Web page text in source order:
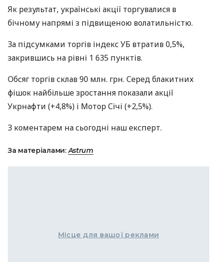
Як результат, українські акції торгувалися в
бічному напрямі з підвищеною волатильністю.
За підсумками торгів індекс УБ втратив 0,5%,
закрившись на рівні 1 635 пунктів.
Обсяг торгів склав 90 млн. грн. Серед блакитних
фішок найбільше зростання показали акції
Укрнафти (+4,8%) і Мотор Січі (+2,5%).
З коментарем на сьогодні наш експерт.
За матеріалами:Astrum
Місце для вашої реклами